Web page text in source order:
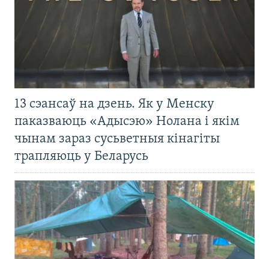
13 сэансаў на дзень. Як у Менску
паказваюць «Адысэю» Нолана і якім
чынам зараз сусьветныя кінагіты
трапляюць у Беларусь